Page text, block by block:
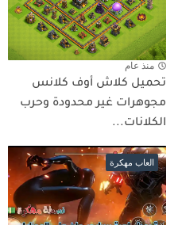
منذ عام
تحميل كلاش أوف كلانس
مجوهرات غير محدودة وحرب
الكلانات...
العاب مهكرة